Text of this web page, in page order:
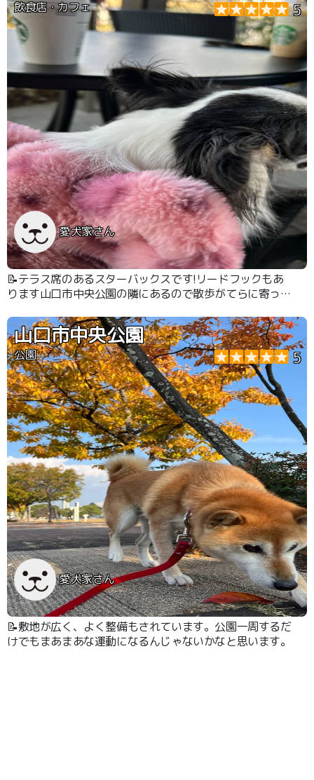
飲食店・カフェ 5
愛犬家さん
📝テラス席のあるスターバックスです!リードフックもあ
ります山口市中央公園の隣にあるので散歩がてらに寄って
山口市中央公園
公園 5
愛犬家さん
📝敷地が広く、よく整備もされています。公園一周するだ
けでもまあまあな運動になるんじゃないかなと思います。